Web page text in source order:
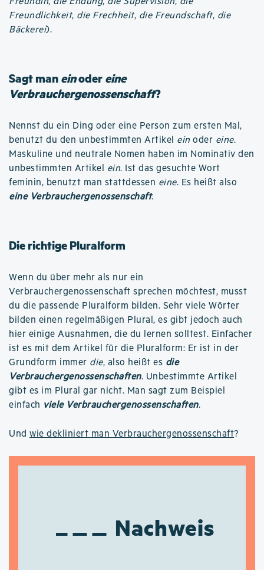
Freundlichkeit, die Frechheit, die Freundschaft, die
Bäckerei).
Sagt maneinodereine
Verbrauchergenossenschaft?
Nennst du ein Ding oder eine Person zum ersten Mal,
benutzt du den unbestimmten Artikel ein oder eine.
Maskuline und neutrale Nomen haben im Nominativ den
unbestimmten Artikel ein. Ist das gesuchte Wort
feminin, benutzt man stattdessen eine. Es heißt also
eine Verbrauchergenossenschaft.
Die richtige Pluralform
Wenn du über mehr als nur ein
Verbrauchergenossenschaft sprechen möchtest, musst
du die passende Pluralform bilden. Sehr viele Wörter
bilden einen regelmäßigen Plural, es gibt jedoch auch
hier einige Ausnahmen, die du lernen solltest. Einfacher
ist es mit dem Artikel für die Pluralform: Er ist in der
Grundform immer die, also heißt es die
Verbrauchergenossenschaften. Unbestimmte Artikel
gibt es im Plural gar nicht. Man sagt zum Beispiel
einfach viele Verbrauchergenossenschaften.
Und wie dekliniert man Verbrauchergenossenschaft?
Nachweis